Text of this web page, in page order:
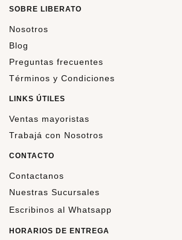
SOBRE LIBERATO
Nosotros
Blog
Preguntas frecuentes
Términos y Condiciones
LINKS ÚTILES
Ventas mayoristas
Trabajá con Nosotros
CONTACTO
Contactanos
Nuestras Sucursales
Escribinos al Whatsapp
HORARIOS DE ENTREGA